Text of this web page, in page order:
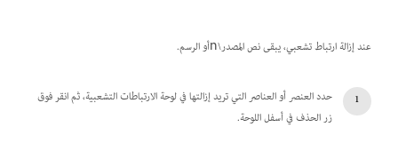
عند إزالة ارتباط تشعبي، يبقى نص المصدر\nأو الرسم.
حدد العنصر أو العناصر التي تريد إزالتها في لوحة الارتباطات التشعبية، ثم انقر فوق
زر الحذف في أسفل اللوحة.